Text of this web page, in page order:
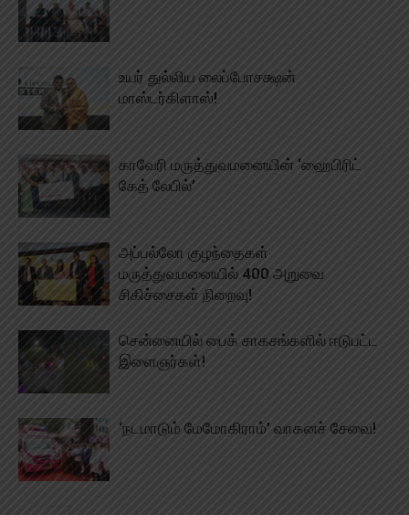
உயர் துல்லிய லைப்போசக்ஷன்
மாஸ்டர்கிளாஸ்!
காவேரி மருத்துவமனையின் ‘ஹைபிரிட்
கேத் லேபில்’
அப்பல்லோ குழந்தைகள்
மருத்துவமனையில் 400 அறுவை
சிகிச்சைகள் நிறைவு!
சென்னையில் பைக் சாகசங்களில் ஈடுபட்ட
இளைஞர்கள்!
‘நடமாடும் மேமோகிராம்’ வாகனச் சேவை!